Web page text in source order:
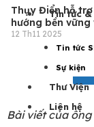
Tin tức &
Tin tức
Sự kiện
Thư Viện
Liên hệ
Bài viết của
Thụy Điển hỗ
hướng bền
12 Th11 2025